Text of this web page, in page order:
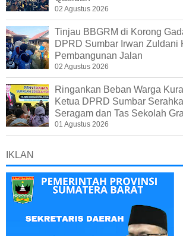
02 Agustus 2026
Tinjau BBGRM di Korong
DPRD Sumbar Irwan Zuldani
Pembangunan Jalan
02 Agustus 2026
Ringankan Beban Warga
Ketua DPRD Sumbar
Seragam dan Tas Sekolah
01 Agustus 2026
IKLAN